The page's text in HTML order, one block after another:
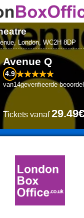
, London, WC2H 8DP
Avenue Q
4.9
van14geverifieerde
Tickets vanaf29.49€
Goedkope kaarten
in Londen